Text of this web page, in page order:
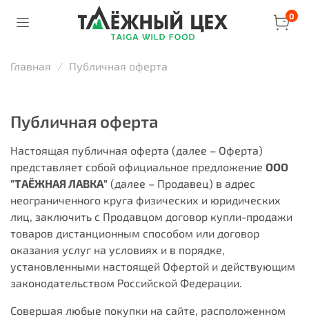
0
Главная Публичная оферта
Публичная оферта
Настоящая публичная оферта (далее – Оферта)
представляет собой официальное предложение ООО
"ТАЁЖНАЯ ЛАВКА" (далее – Продавец) в адрес
неограниченного круга физических и юридических
лиц, заключить с Продавцом договор купли-продажи
товаров дистанционным способом или договор
оказания услуг на условиях и в порядке,
установленными настоящей Офертой и действующим
законодательством Российской Федерации.
Совершая любые покупки на сайте, расположенном